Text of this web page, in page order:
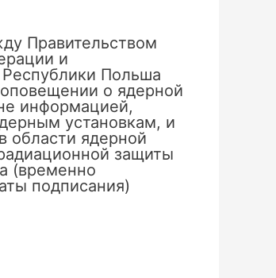
Правительством
и
Польша
о ядерной
информацией,
установкам, и
области ядерной
защиты
(временно
подписания)